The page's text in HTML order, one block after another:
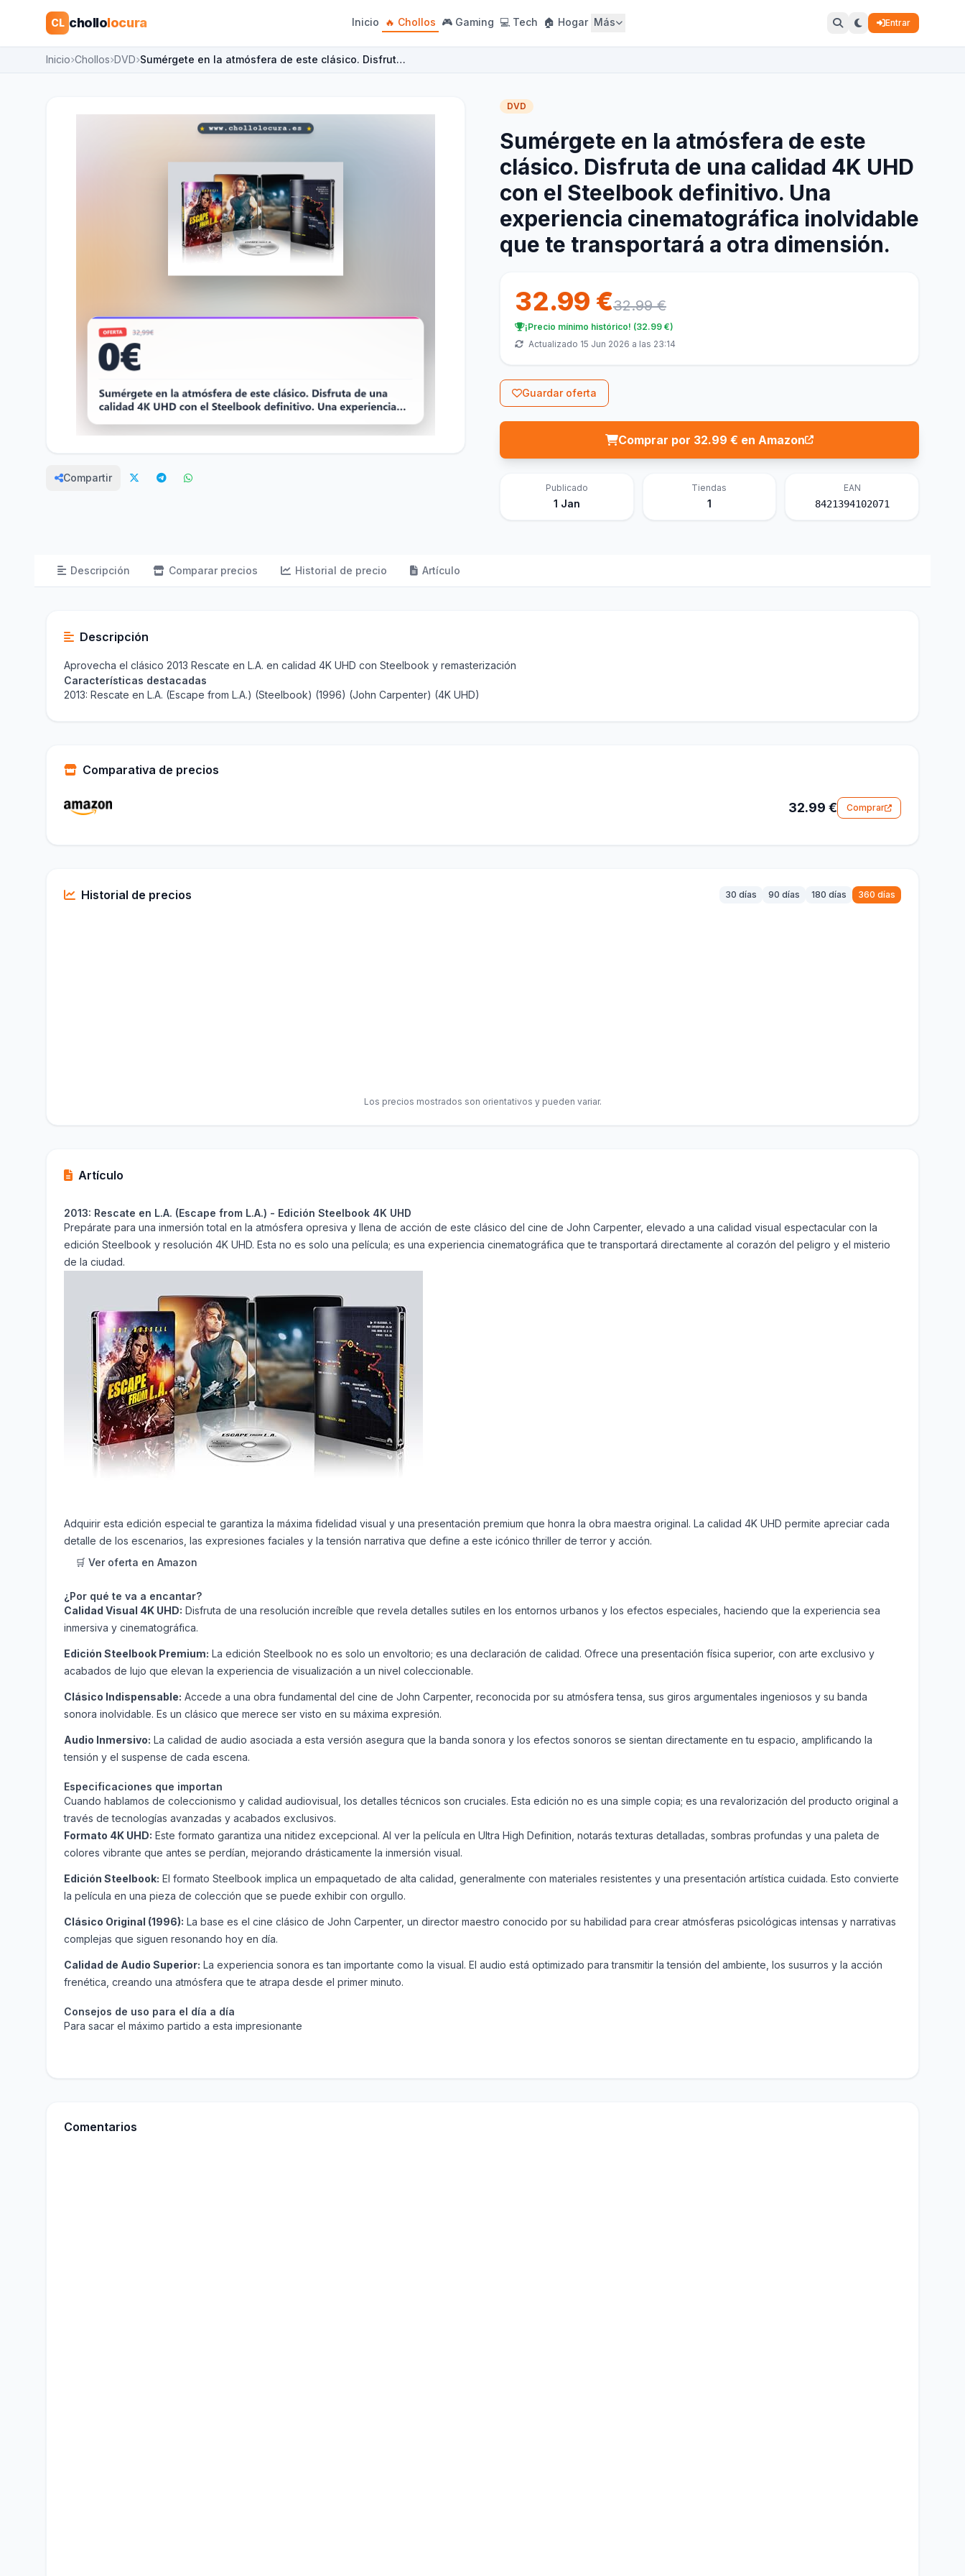
CL chollolocura Inicio 🔥 Chollos 🎮 Gaming 💻 Tech 🏠 Hogar Más Entrar
Inicio Chollos DVD Sumérgete en la atmósfera de este clásico. Disfrut…
Compartir
DVD
Sumérgete en la atmósfera de este
clásico. Disfruta de una calidad 4K UHD
con el Steelbook definitivo. Una
experiencia cinematográfica inolvidable
que te transportará a otra dimensión.
32.99 €32.99 €
¡Precio mínimo histórico! (32.99 €)
Actualizado 15 Jun 2026 a las 23:14
Guardar oferta
Comprar por 32.99 € en Amazon
Publicado
1 Jan
Tiendas
1
EAN
8421394102071
Descripción Comparar precios Historial de precio Artículo
Descripción
Aprovecha el clásico 2013 Rescate en L.A. en calidad 4K UHD con Steelbook y remasterización
Características destacadas
2013: Rescate en L.A. (Escape from L.A.) (Steelbook) (1996) (John Carpenter) (4K UHD)
Comparativa de precios
32.99 € Comprar
Historial de precios 30 días 90 días 180 días 360 días
Los precios mostrados son orientativos y pueden variar.
Artículo
2013: Rescate en L.A. (Escape from L.A.) - Edición Steelbook 4K UHD
Prepárate para una inmersión total en la atmósfera opresiva y llena de acción de este clásico del cine de John Carpenter, elevado a una calidad visual espectacular con la
edición Steelbook y resolución 4K UHD. Esta no es solo una película; es una experiencia cinematográfica que te transportará directamente al corazón del peligro y el misterio
de la ciudad.
Adquirir esta edición especial te garantiza la máxima fidelidad visual y una presentación premium que honra la obra maestra original. La calidad 4K UHD permite apreciar cada
detalle de los escenarios, las expresiones faciales y la tensión narrativa que define a este icónico thriller de terror y acción.
🛒 Ver oferta en Amazon
¿Por qué te va a encantar?
Calidad Visual 4K UHD: Disfruta de una resolución increíble que revela detalles sutiles en los entornos urbanos y los efectos especiales, haciendo que la experiencia sea
inmersiva y cinematográfica.
Edición Steelbook Premium: La edición Steelbook no es solo un envoltorio; es una declaración de calidad. Ofrece una presentación física superior, con arte exclusivo y
acabados de lujo que elevan la experiencia de visualización a un nivel coleccionable.
Clásico Indispensable: Accede a una obra fundamental del cine de John Carpenter, reconocida por su atmósfera tensa, sus giros argumentales ingeniosos y su banda
sonora inolvidable. Es un clásico que merece ser visto en su máxima expresión.
Audio Inmersivo: La calidad de audio asociada a esta versión asegura que la banda sonora y los efectos sonoros se sientan directamente en tu espacio, amplificando la
tensión y el suspense de cada escena.
Especificaciones que importan
Cuando hablamos de coleccionismo y calidad audiovisual, los detalles técnicos son cruciales. Esta edición no es una simple copia; es una revalorización del producto original a
través de tecnologías avanzadas y acabados exclusivos.
Formato 4K UHD: Este formato garantiza una nitidez excepcional. Al ver la película en Ultra High Definition, notarás texturas detalladas, sombras profundas y una paleta de
colores vibrante que antes se perdían, mejorando drásticamente la inmersión visual.
Edición Steelbook: El formato Steelbook implica un empaquetado de alta calidad, generalmente con materiales resistentes y una presentación artística cuidada. Esto convierte
la película en una pieza de colección que se puede exhibir con orgullo.
Clásico Original (1996): La base es el cine clásico de John Carpenter, un director maestro conocido por su habilidad para crear atmósferas psicológicas intensas y narrativas
complejas que siguen resonando hoy en día.
Calidad de Audio Superior: La experiencia sonora es tan importante como la visual. El audio está optimizado para transmitir la tensión del ambiente, los susurros y la acción
frenética, creando una atmósfera que te atrapa desde el primer minuto.
Consejos de uso para el día a día
Para sacar el máximo partido a esta impresionante
Comentarios